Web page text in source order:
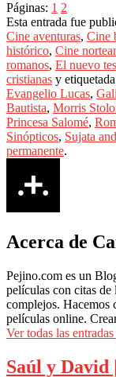
Páginas: 1 2
Esta entrada fue
Cine aventuras, Cine
histórico, Cine
romanos, El nuevo
cristianas y etiquetada
Evangelio Lucas,
Bautista, Morris
Princesa Salomé,
Sinópticos, Sujata
permanente.
Acerca de
Pejino.com es un
películas con citas
complejos. Hacemos
películas online.
Ver todas las
Saúl y David